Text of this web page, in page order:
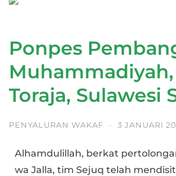
Ponpes
Muhammadiyah,
Toraja, Sulawesi
PENYALURAN WAKAF · 3 JANUARI
Alhamdulillah, berkat
wa Jalla, tim Sejuq telah